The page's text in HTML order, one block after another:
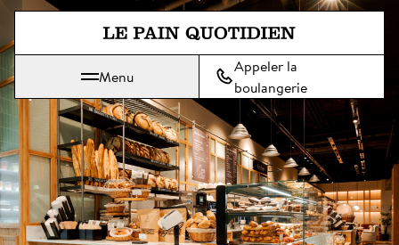
Aller directement au contenu
Le Pain Quotidien, une tradition qui se savoure chaque jour
Menu
Appeler la
boulangerie